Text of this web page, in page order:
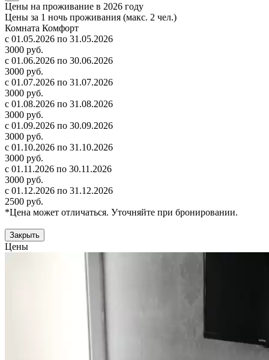
Цены на проживание в 2026 году
Цены за 1 ночь проживания (макс. 2 чел.)
Комната Комфорт
с 01.05.2026 по 31.05.2026
3000 руб.
с 01.06.2026 по 30.06.2026
3000 руб.
с 01.07.2026 по 31.07.2026
3000 руб.
с 01.08.2026 по 31.08.2026
3000 руб.
с 01.09.2026 по 30.09.2026
3000 руб.
с 01.10.2026 по 31.10.2026
3000 руб.
с 01.11.2026 по 30.11.2026
3000 руб.
с 01.12.2026 по 31.12.2026
2500 руб.
*Цена может отличаться. Уточняйте при бронировании.
Закрыть
Цены